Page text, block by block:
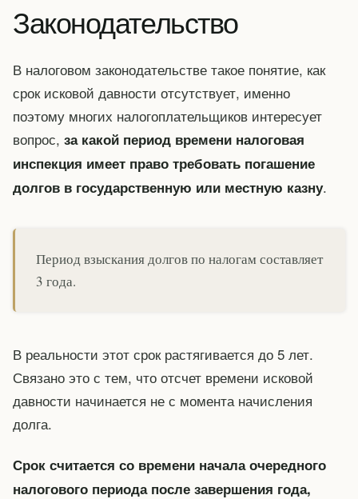
Законодательство
В налоговом законодательстве такое понятие, как
срок исковой давности отсутствует, именно
поэтому многих налогоплательщиков интересует
вопрос, за какой период времени налоговая
инспекция имеет право требовать погашение
долгов в государственную или местную казну.
Период взыскания долгов по налогам составляет
3 года.
В реальности этот срок растягивается до 5 лет.
Связано это с тем, что отсчет времени исковой
давности начинается не с момента начисления
долга.
Срок считается со времени начала очередного
налогового периода после завершения года,